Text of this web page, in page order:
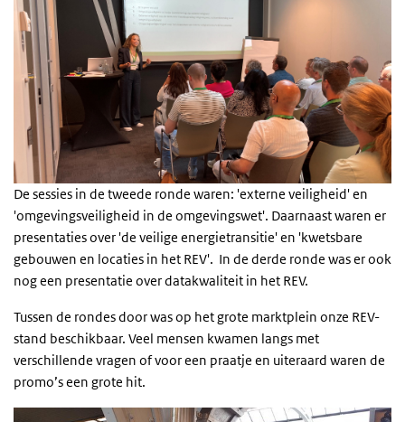
De sessies in de tweede ronde waren: 'externe veiligheid' en
'omgevingsveiligheid in de omgevingswet'. Daarnaast waren er
presentaties over 'de veilige energietransitie' en 'kwetsbare
gebouwen en locaties in het REV'. In de derde ronde was er ook
nog een presentatie over datakwaliteit in het REV.
Tussen de rondes door was op het grote marktplein onze REV-
stand beschikbaar. Veel mensen kwamen langs met
verschillende vragen of voor een praatje en uiteraard waren de
promo’s een grote hit.